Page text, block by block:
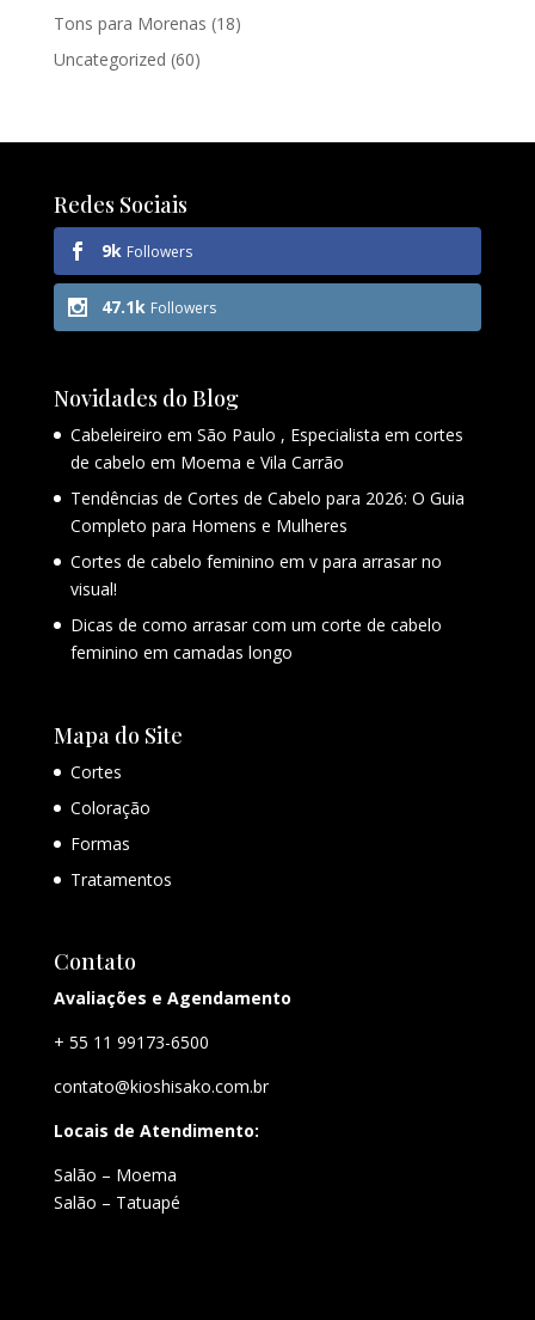
Tons para Morenas (18)
Uncategorized (60)
Redes Sociais
9k Followers
47.1k Followers
Novidades do Blog
Cabeleireiro em São Paulo , Especialista em cortes
de cabelo em Moema e Vila Carrão
Tendências de Cortes de Cabelo para 2026: O Guia
Completo para Homens e Mulheres
Cortes de cabelo feminino em v para arrasar no
visual!
Dicas de como arrasar com um corte de cabelo
feminino em camadas longo
Mapa do Site
Cortes
Coloração
Formas
Tratamentos
Contato
Avaliações e Agendamento
+ 55 11 99173-6500
contato@kioshisako.com.br
Locais de Atendimento:
Salão – Moema
Salão – Tatuapé